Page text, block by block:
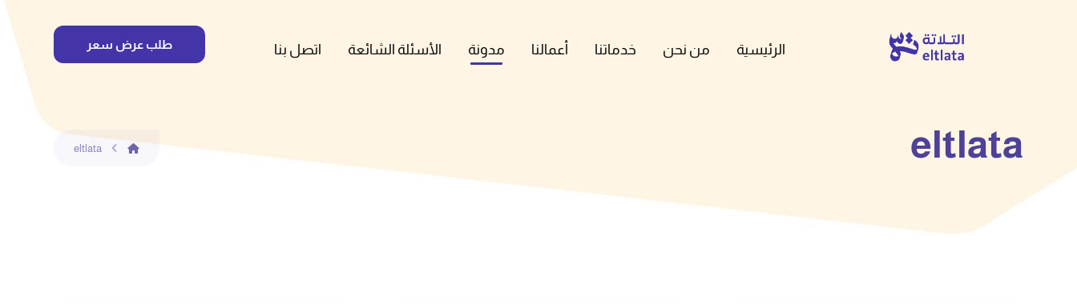
الرئيسية من نحن خدماتنا أعمالنا مدونة الأسئلة الشائعة اتصل بنا طلب عرض سعر
eltlata
eltlata